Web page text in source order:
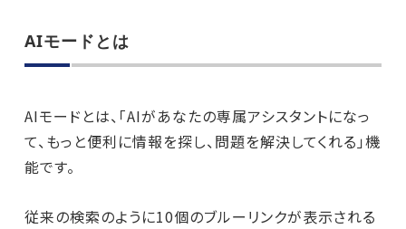
AIモードとは
AIモードとは、「AIがあなたの専属アシスタントになっ
て、もっと便利に情報を探し、問題を解決してくれる」機
能です。
従来の検索のように10個のブルーリンクが表示される